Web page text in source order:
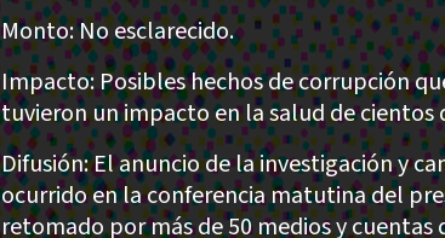
Monto: No esclarecido.
Impacto: Posibles hechos de corrupción
tuvieron un impacto en la salud de cientos
Difusión: El anuncio de la investigación y
ocurrido en la conferencia matutina del
retomado por más de 50 medios y cuentas